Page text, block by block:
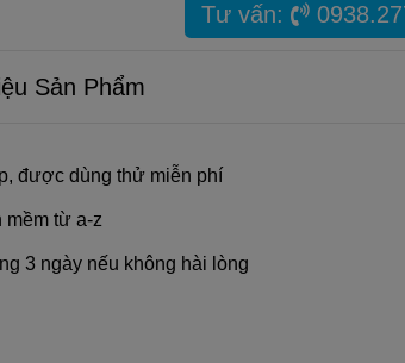
Tư vấn:
Sản Phẩm
được dùng thử miễn phí
từ a-z
3 ngày nếu không hài lòng